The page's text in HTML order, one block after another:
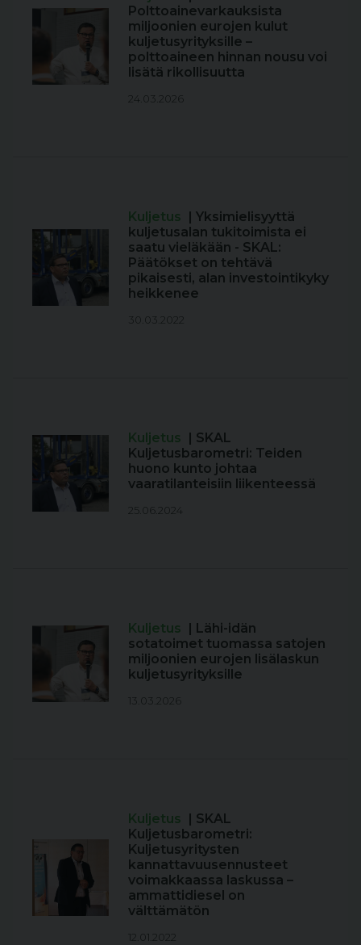
Polttoainevarkauksista
miljoonien eurojen kulut
kuljetusyrityksille –
polttoaineen hinnan nousu voi
lisätä rikollisuutta
24.03.2026
Kuljetus
| Yksimielisyyttä
kuljetusalan tukitoimista ei
saatu vieläkään - SKAL:
Päätökset on tehtävä
pikaisesti, alan investointikyky
heikkenee
30.03.2022
Kuljetus
| SKAL
Kuljetusbarometri: Teiden
huono kunto johtaa
vaaratilanteisiin liikenteessä
25.06.2024
Kuljetus
| Lähi-idän
sotatoimet tuomassa satojen
miljoonien eurojen lisälaskun
kuljetusyrityksille
13.03.2026
Kuljetus
| SKAL
Kuljetusbarometri:
Kuljetusyritysten
kannattavuusennusteet
voimakkaassa laskussa –
ammattidiesel on
välttämätön
12.01.2022